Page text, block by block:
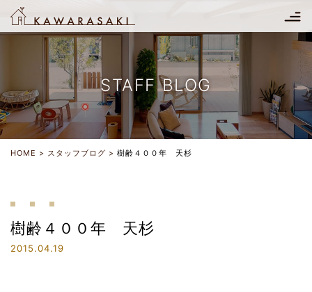
STAFF BLOG
HOME スタッフブログ 樹齢４００年 天杉
樹齢４００年 天杉
2015.04.19